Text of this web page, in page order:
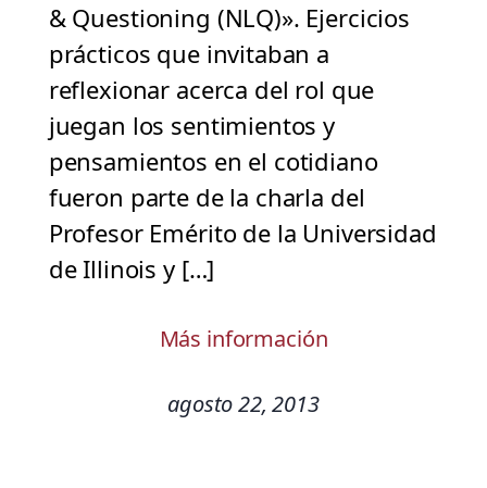
& Questioning (NLQ)». Ejercicios
prácticos que invitaban a
reflexionar acerca del rol que
juegan los sentimientos y
pensamientos en el cotidiano
fueron parte de la charla del
Profesor Emérito de la Universidad
de Illinois y […]
Más información
agosto 22, 2013